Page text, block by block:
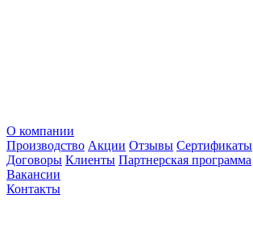
О компании
Производство Акции Отзывы Сертификаты
Договоры Клиенты Партнерская программа
Вакансии
Контакты